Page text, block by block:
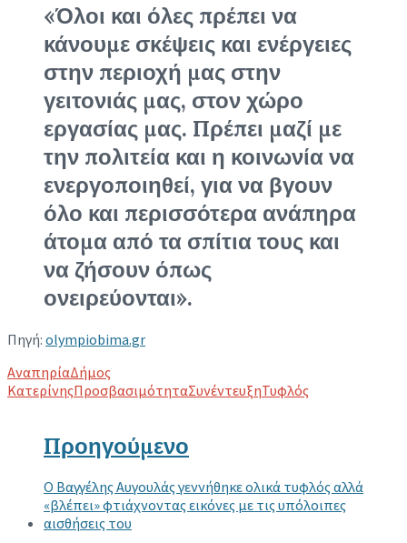
«Όλοι και όλες πρέπει να
κάνουμε σκέψεις και ενέργειες
στην περιοχή μας στην
γειτονιάς μας, στον χώρο
εργασίας μας. Πρέπει μαζί με
την πολιτεία και η κοινωνία να
ενεργοποιηθεί, για να βγουν
όλο και περισσότερα ανάπηρα
άτομα από τα σπίτια τους και
να ζήσουν όπως
ονειρεύονται».
Πηγή: olympiobima.gr
Tags
ΑναπηρίαΔήμος
ΚατερίνηςΠροσβασιμότηταΣυνέντευξηΤυφλός
Προηγούμενο
Ο Βαγγέλης Αυγουλάς γεννήθηκε ολικά τυφλός αλλά
«βλέπει» φτιάχνοντας εικόνες με τις υπόλοιπες
αισθήσεις του